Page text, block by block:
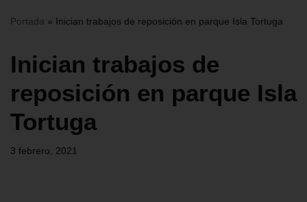
Portada » Inician trabajos de reposición en parque Isla Tortuga
Inician trabajos de
reposición en parque Isla
Tortuga
3 febrero, 2021